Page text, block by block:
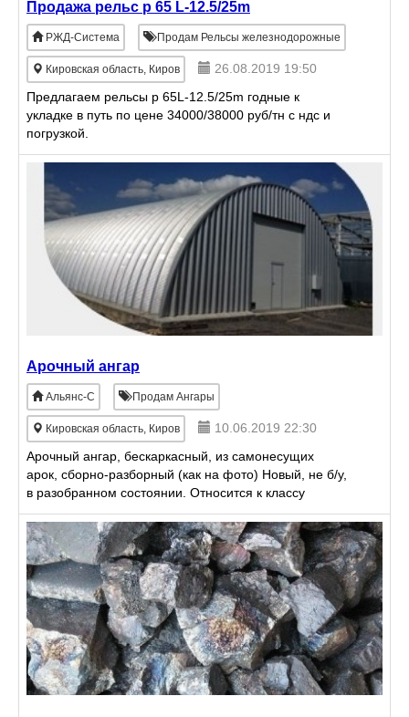
Продажа рельс р 65 L-12.5/25m
РЖД-Система Продам Рельсы железнодорожные
Кировская область, Киров
26.08.2019 19:50
Предлагаем рельсы р 65L-12.5/25m годные к
укладке в путь по цене 34000/38000 руб/тн с ндс и
погрузкой.
Арочный ангар
Альянс-С Продам Ангары
Кировская область, Киров
10.06.2019 22:30
Арочный ангар, бескаркасный, из самонесущих
арок, сборно-разборный (как на фото) Новый, не б/у,
в разобранном состоянии. Относится к классу
временных не требует разрешения на
строительство. Ширин